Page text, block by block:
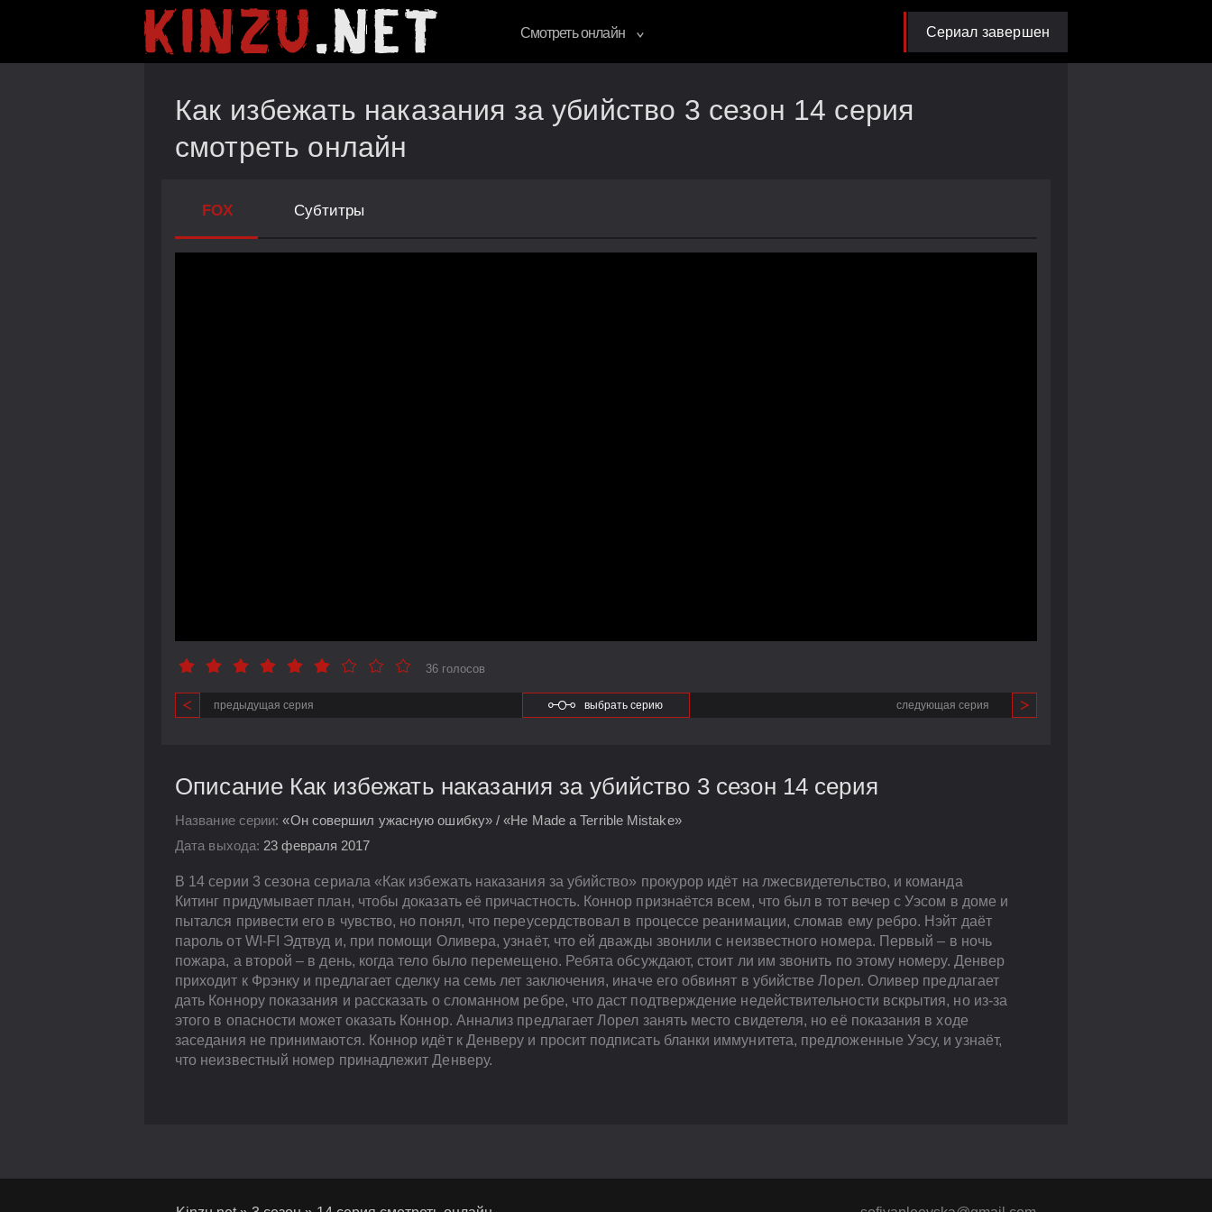
Смотреть онлайн Сериал завершен
Как избежать наказания за убийство 3 сезон 14 серия
смотреть онлайн
FOX Субтитры
36 голосов
предыдущая серия выбрать серию следующая серия
Описание Как избежать наказания за убийство 3 сезон 14 серия
Название серии:«Он совершил ужасную ошибку» / «He Made a Terrible Mistake»
Дата выхода: 23 февраля 2017
В 14 серии 3 сезона сериала «Как избежать наказания за убийство» прокурор идёт на лжесвидетельство, и команда
Китинг придумывает план, чтобы доказать её причастность. Коннор признаётся всем, что был в тот вечер с Уэсом в доме и
пытался привести его в чувство, но понял, что переусердствовал в процессе реанимации, сломав ему ребро. Нэйт даёт
пароль от WI-FI Эдтвуд и, при помощи Оливера, узнаёт, что ей дважды звонили с неизвестного номера. Первый – в ночь
пожара, а второй – в день, когда тело было перемещено. Ребята обсуждают, стоит ли им звонить по этому номеру. Денвер
приходит к Фрэнку и предлагает сделку на семь лет заключения, иначе его обвинят в убийстве Лорел. Оливер предлагает
дать Коннору показания и рассказать о сломанном ребре, что даст подтверждение недействительности вскрытия, но из-за
этого в опасности может оказать Коннор. Аннализ предлагает Лорел занять место свидетеля, но её показания в ходе
заседания не принимаются. Коннор идёт к Денверу и просит подписать бланки иммунитета, предложенные Уэсу, и узнаёт,
что неизвестный номер принадлежит Денверу.